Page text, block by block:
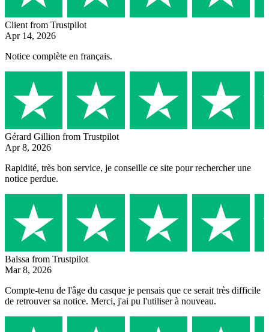
Client from Trustpilot
Apr 14, 2026
Notice complète en français.
Gérard Gillion from Trustpilot
Apr 8, 2026
Rapidité, très bon service, je conseille ce site pour rechercher une
notice perdue.
Balssa from Trustpilot
Mar 8, 2026
Compte-tenu de l'âge du casque je pensais que ce serait très difficile
de retrouver sa notice. Merci, j'ai pu l'utiliser à nouveau.